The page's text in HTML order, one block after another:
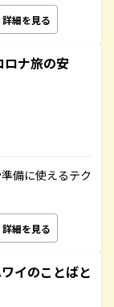
詳細を見る
ロナ旅の安
備に使えるテク
詳細を見る
イのことばと